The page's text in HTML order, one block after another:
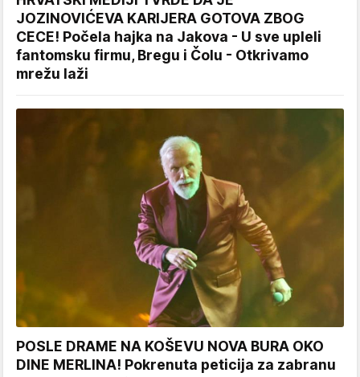
JOZINOVIĆEVA KARIJERA GOTOVA ZBOG
CECE! Počela hajka na Jakova - U sve upleli
fantomsku firmu, Bregu i Čolu - Otkrivamo
mrežu laži
POSLE DRAME NA KOŠEVU NOVA BURA OKO
DINE MERLINA! Pokrenuta peticija za zabranu